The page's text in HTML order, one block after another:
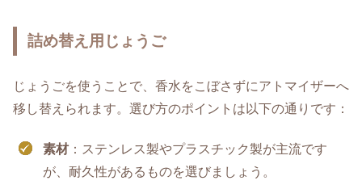
詰め替え用じょうご
じょうごを使うことで、香水をこぼさずにアトマイザーへ
移し替えられます。選び方のポイントは以下の通りです：
素材：ステンレス製やプラスチック製が主流です
が、耐久性があるものを選びましょう。